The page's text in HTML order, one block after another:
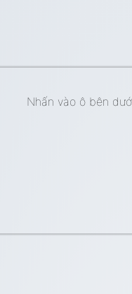
Nhấn vào ô bên